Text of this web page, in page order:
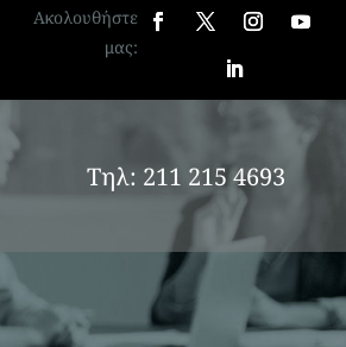
Ακολουθήστε
μας:
Τηλ: 211 215 4693